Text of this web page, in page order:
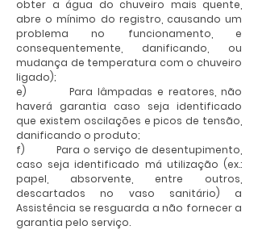
obter a água do chuveiro mais quente,
abre o mínimo do registro, causando um
problema no funcionamento, e
consequentemente, danificando, ou
mudança de temperatura com o chuveiro
ligado);
e) Para lâmpadas e reatores, não
haverá garantia caso seja identificado
que existem oscilações e picos de tensão,
danificando o produto;
f) Para o serviço de desentupimento,
caso seja identificado má utilização (ex.:
papel, absorvente, entre outros,
descartados no vaso sanitário) a
Assistência se resguarda a não fornecer a
garantia pelo serviço.